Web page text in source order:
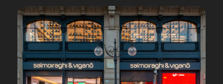
Cliccando su "Iscriviti", confermo di avere più di 16 anni e
acconsento all'utilizzo dei miei Dati Personali da parte di
Luxottica Group S.p.A. per l'invio di offerte speciali, novità
ed altre comunicazioni di carattere pubblicitario (consultare
Informativa sulla privacyper ulteriori informazioni).